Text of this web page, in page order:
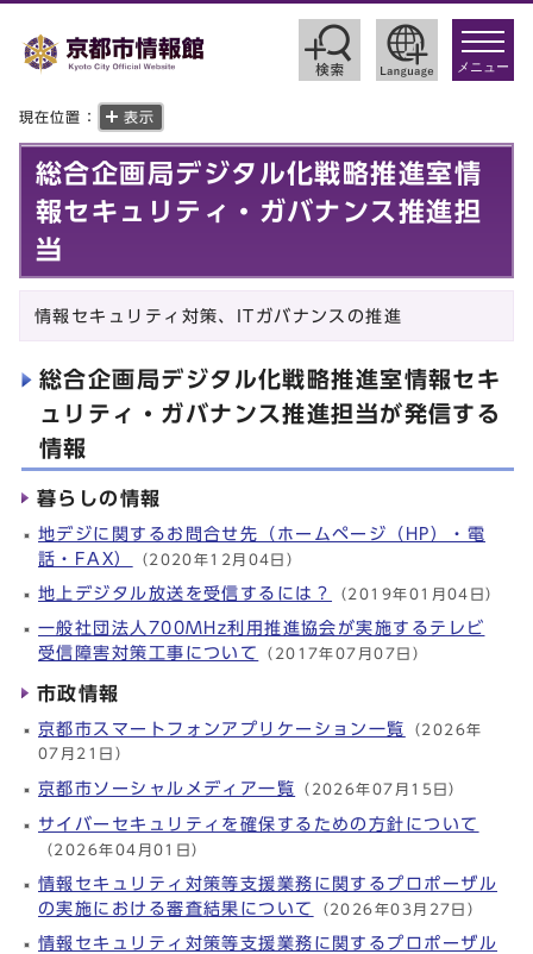
toggle
メニュー
現在位置： 表示
総合企画局デジタル化戦略推進室情
報セキュリティ・ガバナンス推進担
当
情報セキュリティ対策、ITガバナンスの推進
総合企画局デジタル化戦略推進室情報セキ
ュリティ・ガバナンス推進担当が発信する
情報
暮らしの情報
地デジに関するお問合せ先（ホームページ（HP）・電
話・FAX）
（2020年12月04日）
地上デジタル放送を受信するには？ （2019年01月04日）
一般社団法人700MHz利用推進協会が実施するテレビ
受信障害対策工事について
（2017年07月07日）
市政情報
京都市スマートフォンアプリケーション一覧 （2026年
07月21日）
京都市ソーシャルメディア一覧 （2026年07月15日）
サイバーセキュリティを確保するための方針について
（2026年04月01日）
情報セキュリティ対策等支援業務に関するプロポーザル
の実施における審査結果について
（2026年03月27日）
情報セキュリティ対策等支援業務に関するプロポーザル